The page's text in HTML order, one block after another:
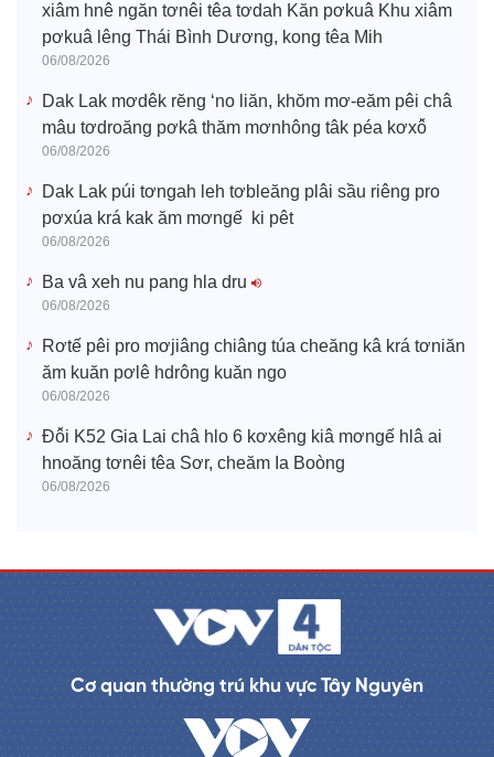
xiâm hnê ngăn tơnêi têa tơdah Kăn pơkuâ Khu xiâm
pơkuâ lêng Thái Bình Dương, kong têa Mih
06/08/2026
Dak Lak mơdêk rĕng ‘no liăn, khŏm mơ-eăm pêi châ
mâu tơdroăng pơkâ thăm mơnhông tâk péa kơxô̆
06/08/2026
Dak Lak púi tơngah leh tơbleăng plâi sầu riêng pro
pơxúa krá kak ăm mơngế ki pêt
06/08/2026
Ba vâ xeh nu pang hla dru
06/08/2026
Rơtế pêi pro mơjiâng chiâng túa cheăng kâ krá tơniăn
ăm kuăn pơlê hdrông kuăn ngo
06/08/2026
Đô̆i K52 Gia Lai châ hlo 6 kơxêng kiâ mơngế hlâ ai
hnoăng tơnêi têa Sơr, cheăm Ia Boòng
06/08/2026
Cơ quan thường trú khu vực Tây Nguyên